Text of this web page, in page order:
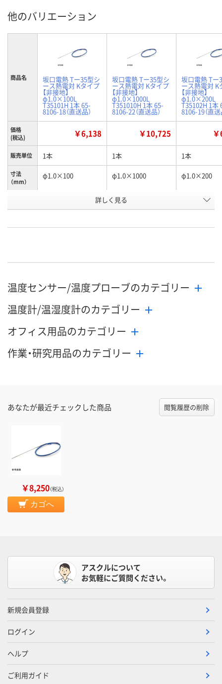
他のバリエーション
商品名 坂口電熱 Tー35型シ
ース熱電対 Kタイプ
【非接地】
φ1.0×100L
T35101H 1本 65-
8106-18（直送品）
坂口電熱 Tー35型シ
ース熱電対 Kタイプ
【非接地】
φ1.0×1000L
T351010H 1本 65-
8106-22（直送品）
坂口電熱 Tー
ース熱電対 K
【非接地】
φ1.0×200L
T35102H 1本
8106-19（直送
価格
(税込)
￥6,138 ￥10,725
販売単位 1本 1本 1本
寸法
（mm）
φ1.0×100 φ1.0×1000 φ1.0×200
RK19311 RK19306
カゴへ カゴへ
詳しく見る
温度センサー/温度プローブのカテゴリー
温度計/温湿度計のカテゴリー
オフィス用品のカテゴリー
作業・研究用品のカテゴリー
あなたが最近チェックした商品 閲覧履歴の削除
￥8,250（税込）
カゴへ
アスクルについて
お気軽にご質問ください。
新規会員登録
ログイン
ヘルプ
ご利用ガイド